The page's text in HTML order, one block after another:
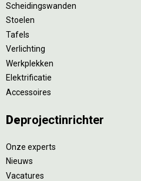
Scheidingswanden
Stoelen
Tafels
Verlichting
Werkplekken
Elektrificatie
Accessoires
Deprojectinrichter
Onze experts
Nieuws
Vacatures